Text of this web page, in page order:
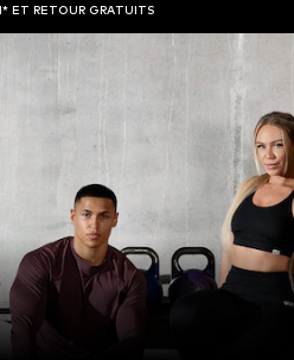
ET RETOUR GRATUITS